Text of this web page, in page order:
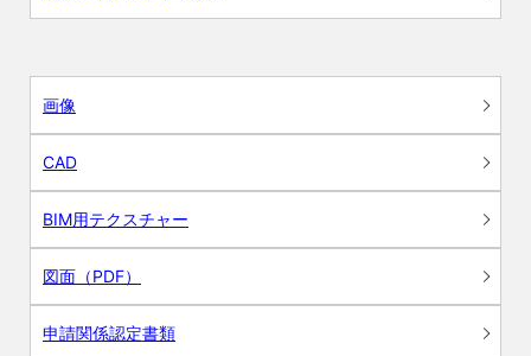
画像
CAD
BIM用テクスチャー
図面（PDF）
申請関係認定書類